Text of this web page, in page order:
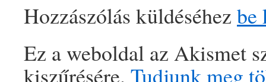
Hozzászólás küldéséhez be
Ez a weboldal az Akismet
kiszűrésére. Tudjunk meg